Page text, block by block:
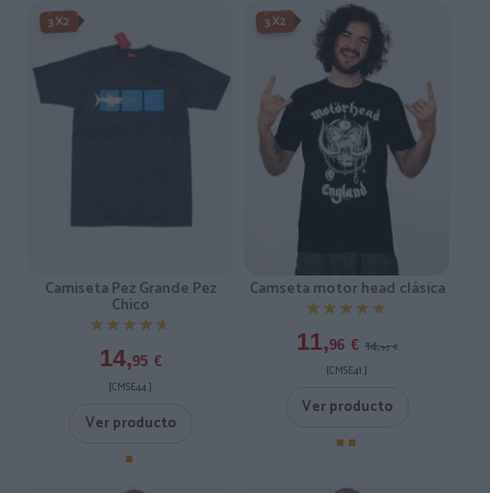
3X2
Camiseta Pez Grande Pez
Chico
★★★★★
★★★★★
14,95 €
[CMSE44 ]
Ver producto
-3X2%
3X2
Camseta motor head clásica
★★★★★
★★★★★
11,96 € 14,95 €
[CMSE41 ]
Ver producto